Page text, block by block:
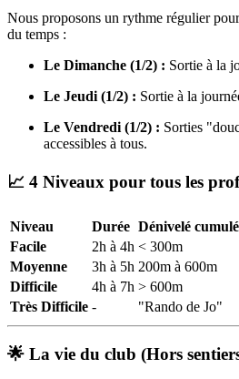
Nous proposons un rythme régulier
du temps :
Le Dimanche (1/2) : Sortie à la
Le Jeudi (1/2) : Sortie à la
Le Vendredi (1/2) : Sorties
accessibles à tous.
📈 4 Niveaux pour tous les
Niveau Durée Dénivelé cumulé
Facile
2h à 4h < 300m
Moyenne
3h à 5h 200m à 600m
Difficile
4h à 7h > 600m
Très Difficile - "Rando de Jo"
🌟 La vie du club (Hors